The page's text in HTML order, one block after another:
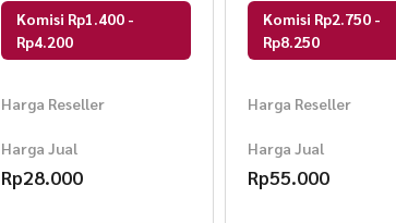
Himalayan – Garam
Himalaya
Komisi Rp1.400 -
Rp4.200
Harga Reseller
Harga Jual
Rp28.000
Komisi Rp2.750 -
Rp8.250
Harga Reseller
Harga Jual
Rp55.000